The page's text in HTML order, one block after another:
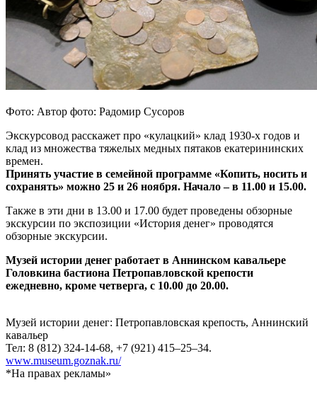
Фото: Автор фото: Радомир Сусоров
Экскурсовод расскажет про «кулацкий» клад 1930-х годов и
клад из множества тяжелых медных пятаков екатерининских
времен.
Принять участие в семейной программе «Копить, носить и
сохранять» можно 25 и 26 ноября. Начало – в 11.00 и 15.00.
Также в эти дни в 13.00 и 17.00 будет проведены обзорные
экскурсии по экспозиции «История денег» проводятся
обзорные экскурсии.
Музей истории денег работает в Аннинском кавальере
Головкина бастиона Петропавловской крепости
ежедневно, кроме четверга, с 10.00 до 20.00.
Музей истории денег: Петропавловская крепость, Аннинский
кавальер
Тел: 8 (812) 324-14-68, +7 (921) 415–25–34.
www.museum.goznak.ru/
*На правах рекламы»